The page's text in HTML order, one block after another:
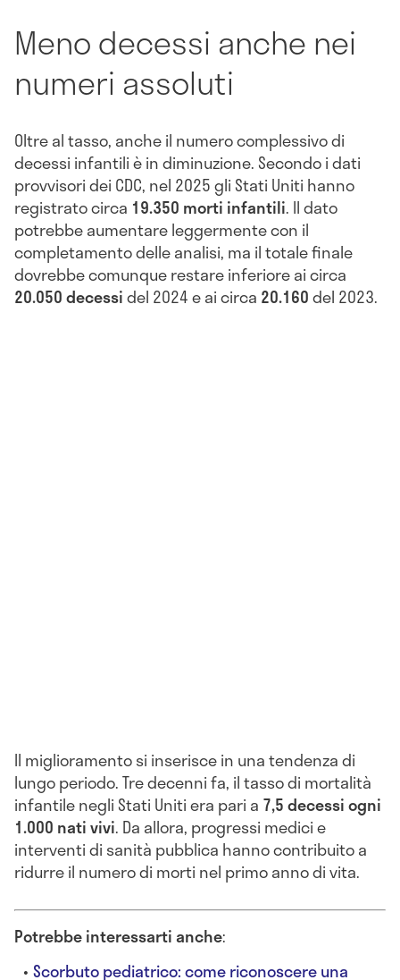
Meno decessi anche nei
numeri assoluti
Oltre al tasso, anche il numero complessivo di
decessi infantili è in diminuzione. Secondo i dati
provvisori dei CDC, nel 2025 gli Stati Uniti hanno
registrato circa 19.350 morti infantili. Il dato
potrebbe aumentare leggermente con il
completamento delle analisi, ma il totale finale
dovrebbe comunque restare inferiore ai circa
20.050 decessidel 2024 e ai circa 20.160del 2023.
Il miglioramento si inserisce in una tendenza di
lungo periodo. Tre decenni fa, il tasso di mortalità
infantile negli Stati Uniti era pari a 7,5 decessi ogni
1.000 nati vivi. Da allora, progressi medici e
interventi di sanità pubblica hanno contribuito a
ridurre il numero di morti nel primo anno di vita.
Potrebbe interessarti anche:
Scorbuto pediatrico: come riconoscere una